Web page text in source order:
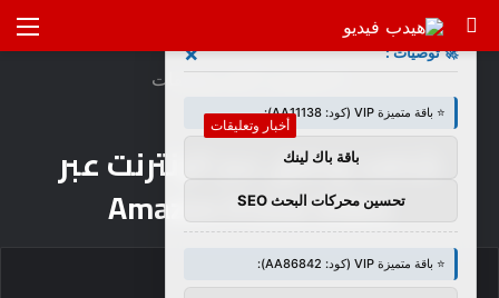
بحث
عن
الرئيسية/أخبار وتعليقات
أخبار وتعليقات
شاهد ودفق عبر الإنترنت عبر
Amazon Prime Video
🚀 توصيات : ×
⭐ باقة متميزة VIP (كود: AA11138):
باقة باك لينك
تحسين محركات البحث SEO
⭐ باقة متميزة VIP (كود: AA86842):